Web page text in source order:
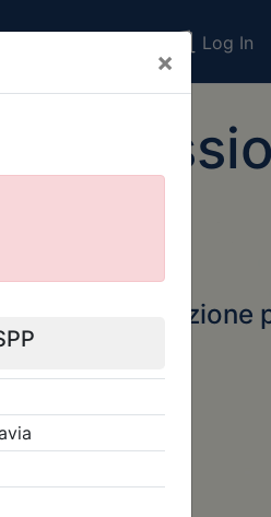
×
Log In
della formazione
Collegi